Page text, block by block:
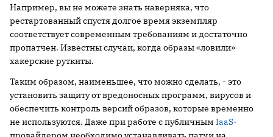
Например, вы не можете знать наверняка, что
рестартованный спустя долгое время экземпляр
соответствует современным требованиям и достаточно
пропатчен. Известны случаи, когда образы «ловили»
хакерские руткиты.
Таким образом, наименьшее, что можно сделать, - это
установить защиту от вредоносных программ, вирусов и
обеспечить контроль версий образов, которые временно
не используются. Даже при работе с публичным IaaS-